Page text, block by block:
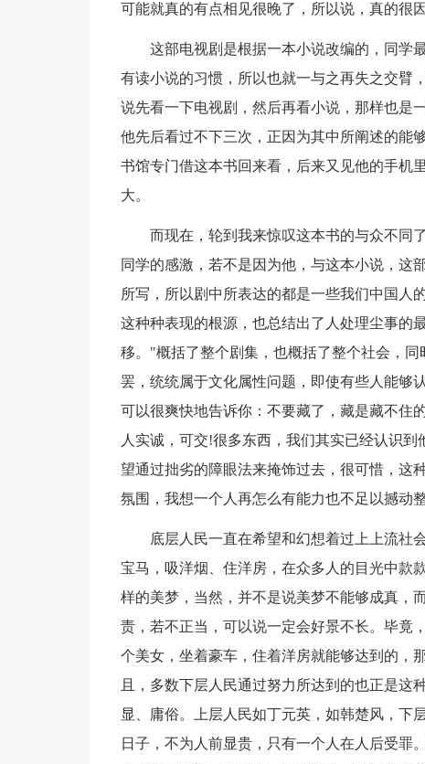
可能就真的有点相见很晚了，所以说，真的很
这部电视剧是根据一本小说改编的，同学最
有读小说的习惯，所以也就一与之再失之交臂
说先看一下电视剧，然后再看小说，那样也是
他先后看过不下三次，正因为其中所阐述的能
书馆专门借这本书回来看，后来又见他的手机
大。
而现在，轮到我来惊叹这本书的与众不同了
同学的感激，若不是因为他，与这本小说，这
所写，所以剧中所表达的都是一些我们中国人
这种种表现的根源，也总结出了人处理尘事的
移。"概括了整个剧集，也概括了整个社会，
罢，统统属于文化属性问题，即使有些人能够
可以很爽快地告诉你：不要藏了，藏是藏不住
人实诚，可交!很多东西，我们其实已经认识
望通过拙劣的障眼法来掩饰过去，很可惜，这
氛围，我想一个人再怎么有能力也不足以撼动
底层人民一直在希望和幻想着过上上流社会
宝马，吸洋烟、住洋房，在众多人的目光中款
样的美梦，当然，并不是说美梦不能够成真，
责，若不正当，可以说一定会好景不长。毕竟
个美女，坐着豪车，住着洋房就能够达到的，
且，多数下层人民通过努力所达到的也正是这
显、庸俗。上层人民如丁元英，如韩楚风，下
日子，不为人前显贵，只有一个人在人后受罪